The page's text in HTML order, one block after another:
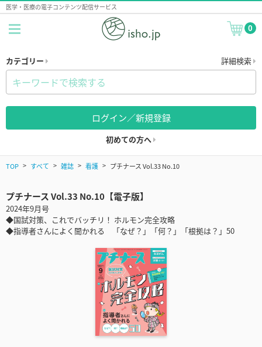
医学・医療の電子コンテンツ配信サービス
0
カテゴリー 詳細検索
ログイン／新規登録
初めての方へ
TOP すべて 雑誌 看護 プチナース Vol.33 No.10
プチナース Vol.33 No.10【電子版】
2024年9月号
◆国試対策、これでバッチリ！ ホルモン完全攻略
◆指導者さんによく聞かれる 「なぜ？」「何？」「根拠は？」50